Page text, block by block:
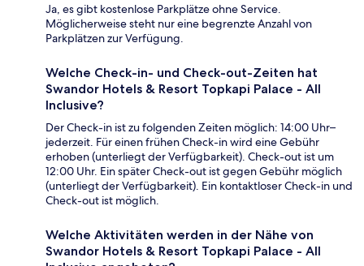
Ja, es gibt kostenlose Parkplätze ohne Service.
Möglicherweise steht nur eine begrenzte Anzahl von
Parkplätzen zur Verfügung.
Welche Check-in- und Check-out-Zeiten hat
Swandor Hotels & Resort Topkapi Palace - All
Inclusive?
Der Check-in ist zu folgenden Zeiten möglich: 14:00 Uhr–
jederzeit. Für einen frühen Check-in wird eine Gebühr
erhoben (unterliegt der Verfügbarkeit). Check-out ist um
12:00 Uhr. Ein später Check-out ist gegen Gebühr möglich
(unterliegt der Verfügbarkeit). Ein kontaktloser Check-in und
Check-out ist möglich.
Welche Aktivitäten werden in der Nähe von
Swandor Hotels & Resort Topkapi Palace - All